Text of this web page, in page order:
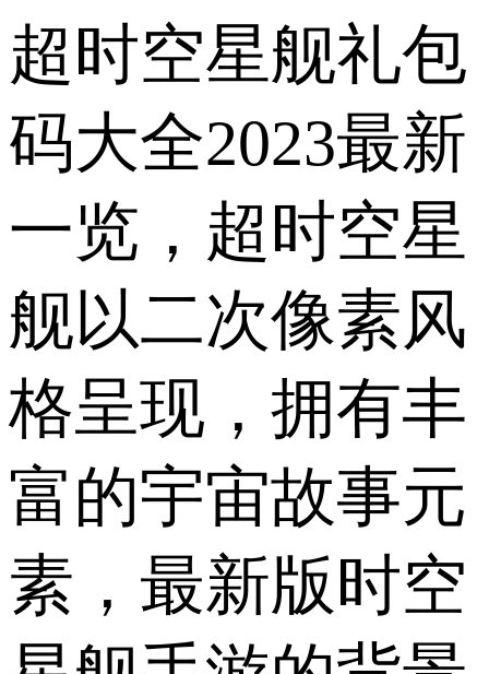
超时空星舰礼包
码大全2023最新
一览，超时空星
舰以二次像素风
格呈现，拥有丰
富的宇宙故事元
素，最新版时空